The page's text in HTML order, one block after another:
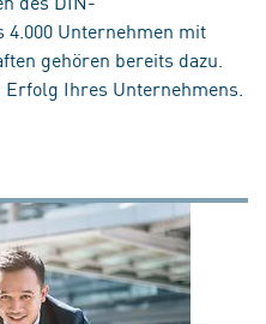
Unternehmen mit
gehören bereits dazu.
Ihres Unternehmens.